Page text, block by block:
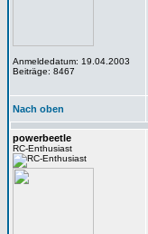
Anmeldedatum: 19.04.2003
Beiträge: 8467
Nach oben
powerbeetle
RC-Enthusiast